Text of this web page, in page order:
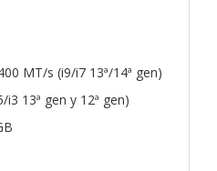
MT/s (i9/i7 13ª/14ª gen)
13ª gen y 12ª gen)